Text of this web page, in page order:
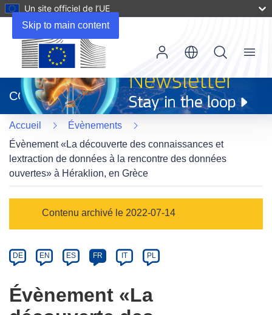
Skip to main content
Un site officiel de l’UE
dans
une
nouvelle
fenêtre)
CORDIS
Menu
Accueil
Évènements
Évènement «La découverte des connaissances et
lextraction de données à la rencontre des données
ouvertes» à Héraklion, en Grèce
category
Contenu archivé le 2022-07-14
Article
available
in
the
following
DE EN ES FR IT PL
Évènement «La